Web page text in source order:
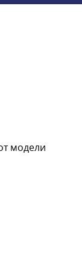
модели